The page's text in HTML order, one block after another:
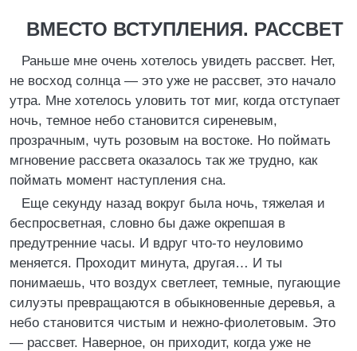
ВМЕСТО ВСТУПЛЕНИЯ. РАССВЕТ
Раньше мне очень хотелось увидеть рассвет. Нет,
не восход солнца — это уже не рассвет, это начало
утра. Мне хотелось уловить тот миг, когда отступает
ночь, темное небо становится сиреневым,
прозрачным, чуть розовым на востоке. Но поймать
мгновение рассвета оказалось так же трудно, как
поймать момент наступления сна.
Еще секунду назад вокруг была ночь, тяжелая и
беспросветная, словно бы даже окрепшая в
предутренние часы. И вдруг что-то неуловимо
меняется. Проходит минута, другая… И ты
понимаешь, что воздух светлеет, темные, пугающие
силуэты превращаются в обыкновенные деревья, а
небо становится чистым и нежно-фиолетовым. Это
— рассвет. Наверное, он приходит, когда уже не